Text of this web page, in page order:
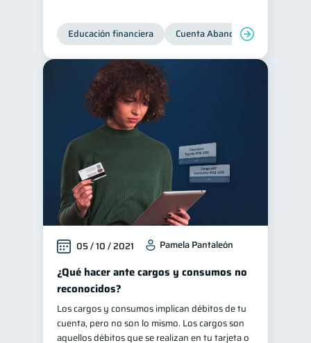
Educación financiera Cuenta Abandonada
05 / 10 / 2021 Pamela Pantaleón
¿Qué hacer ante cargos y consumos no
reconocidos?
Los cargos y consumos implican débitos de tu
cuenta, pero no son lo mismo. Los cargos son
aquellos débitos que se realizan en tu tarjeta o